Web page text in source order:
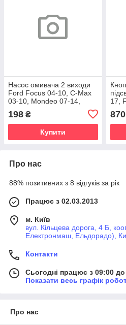
Насос омивача 2 виходи
Ford Focus 04-10, C-Max
03-10, Mondeo 07-14,
Kuga 08-12, S-Max/Galaxy
06-15
198 ₴
Купити
17,
870
Про нас
88% позитивних з 8 відгуків за рік
Працює з 02.03.2013
м. Київ
вул. Кільцева дорога, 4 Б,
Електронмаш, Ельдорадо),
Контакти
Сьогодні працює з 09:00
Показати весь графік
Про нас